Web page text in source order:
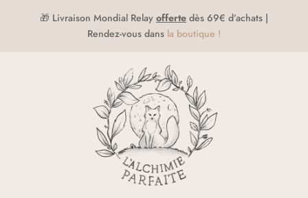
🎁 Livraison Mondial Relay offertedès 69€ d’achats |
Rendez-vous dans la boutique !